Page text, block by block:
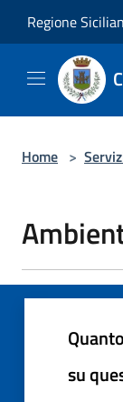
Regione
Home >
su